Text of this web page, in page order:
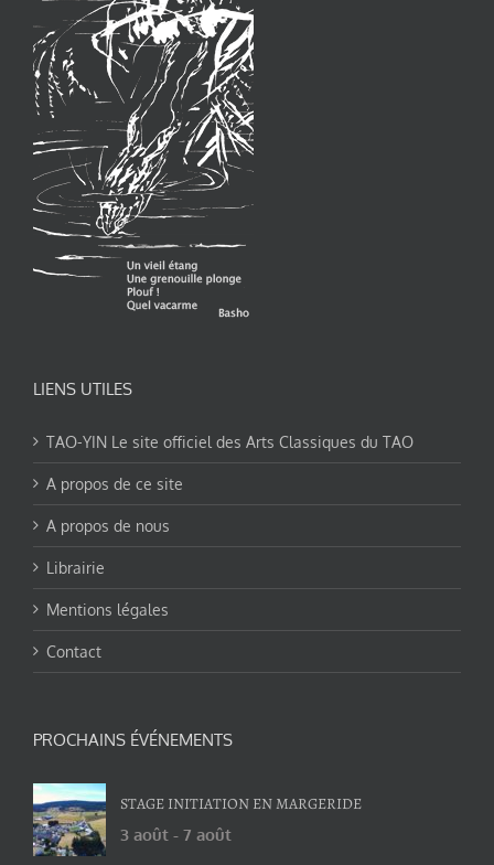
LIENS UTILES
TAO-YIN Le site officiel des Arts Classiques du TAO
A propos de ce site
A propos de nous
Librairie
Mentions légales
Contact
PROCHAINS ÉVÉNEMENTS
STAGE INITIATION EN MARGERIDE
3 août - 7 août